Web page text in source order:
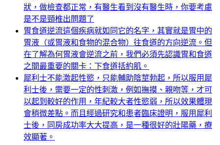
狀，做檢查都正常，有醫生看到沒有醫生時，你要考慮
是不是頸椎出問題了
胃食道逆流這個疾病就如同它的名字，其實就是胃中的
胃液（或胃液和食物的混合物）往食道的方向逆流。但
在了解為何胃液會逆流之前，我們必須先認識胃和食道
之間最重要的關卡：下食道括約肌。
犀利士不能激起性慾，只能輔助陰莖勃起，所以服用犀
利士後，需要一定的性刺激，例如撫摸、親吻等，才可
以起到較好的作用，年紀較大者性慾弱，所以效果體現
會稍微差點。而且經過研究和患者臨床證明，服用犀利
士後，同房成功率大大提高，是一種很好的壯陽藥，療
效顯著。